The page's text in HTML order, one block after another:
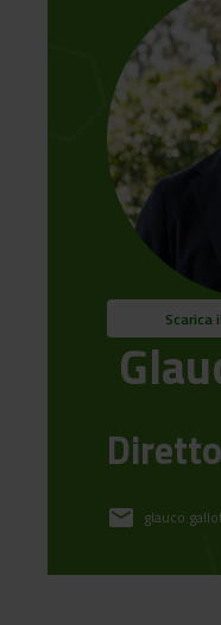
Scarica
email